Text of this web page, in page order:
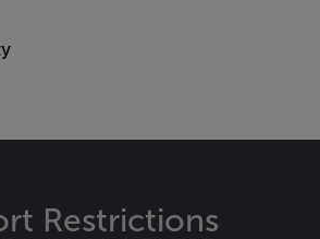
Restrictions